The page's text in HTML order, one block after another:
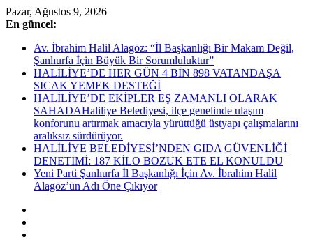
Skip
to
Pazar, Ağustos 9, 2026
En güncel:
Av. İbrahim Halil Alagöz: “İl Başkanlığı Bir Makam Değil,
Şanlıurfa İçin Büyük Bir Sorumluluktur”
HALİLİYE’DE HER GÜN 4 BİN 898 VATANDAŞA
SICAK YEMEK DESTEĞİ
HALİLİYE’DE EKİPLER EŞ ZAMANLI OLARAK
SAHADAHaliliye Belediyesi, ilçe genelinde ulaşım
konforunu artırmak amacıyla yürüttüğü üstyapı çalışmalarını
aralıksız sürdürüyor.
HALİLİYE BELEDİYESİ’NDEN GIDA GÜVENLİĞİ
DENETİMİ: 187 KİLO BOZUK ETE EL KONULDU
Yeni Parti Şanlıurfa İl Başkanlığı İçin Av. İbrahim Halil
Alagöz’ün Adı Öne Çıkıyor